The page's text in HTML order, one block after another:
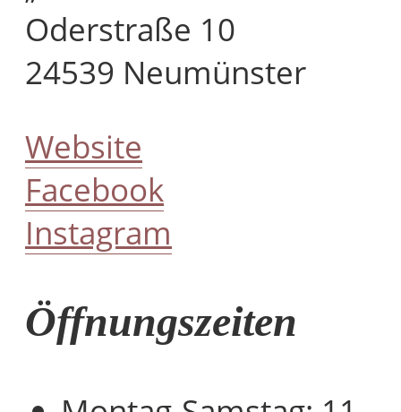
Oderstraße 10
24539 Neumünster
Website
Facebook
Instagram
Öffnungszeiten